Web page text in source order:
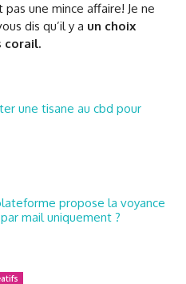
une mince affaire! Je ne
dis qu’il y a un choix
corail.
une tisane au cbd pour
propose la voyance
mail uniquement ?